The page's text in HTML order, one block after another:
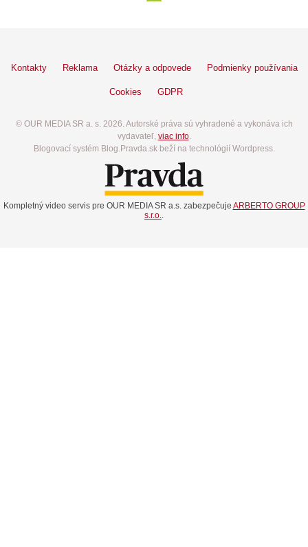
Kontakty Reklama Otázky a odpovede Podmienky používania
Cookies GDPR
© OUR MEDIA SR a. s. 2026. Autorské práva sú vyhradené a vykonáva ich
vydavateľ, viac info.
Blogovací systém Blog.Pravda.sk beží na technológií Wordpress.
Kompletný video servis pre OUR MEDIA SR a.s. zabezpečuje ARBERTO GROUP
s.r.o..